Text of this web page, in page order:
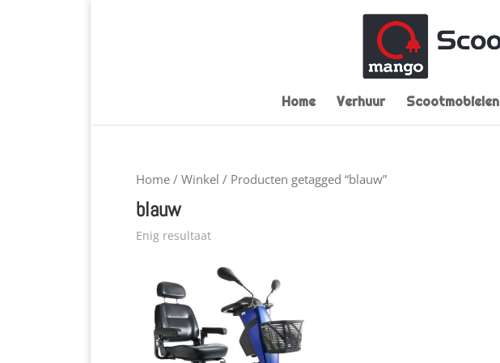
Home Verhuur Scootmobielen
Home / Winkel / Producten getagged “blauw”
blauw
Enig resultaat